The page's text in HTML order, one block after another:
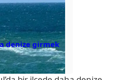
denize girmek